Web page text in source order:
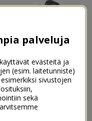
kanssa
voita ihanat yökkärit
palveluja
käyttävät evästeitä ja
(esim. laitetunniste)
sivustojen
sekä